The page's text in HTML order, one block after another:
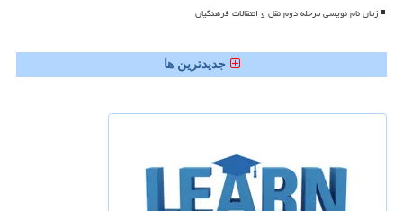
زمان نام نویسی مرحله دوم نقل و انتقالات فرهنگیان
جدیدترین ها